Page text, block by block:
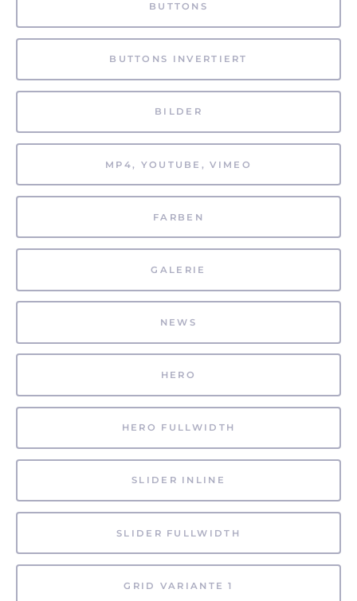
BUTTONS
BUTTONS INVERTIERT
BILDER
MP4, YOUTUBE, VIMEO
FARBEN
GALERIE
NEWS
HERO
HERO FULLWIDTH
SLIDER INLINE
SLIDER FULLWIDTH
GRID VARIANTE 1